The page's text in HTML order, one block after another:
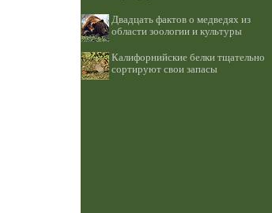
Двадцать фактов о медведях из
области зоологии и культуры
Калифорнийские белки тщательно
сортируют свои запасы